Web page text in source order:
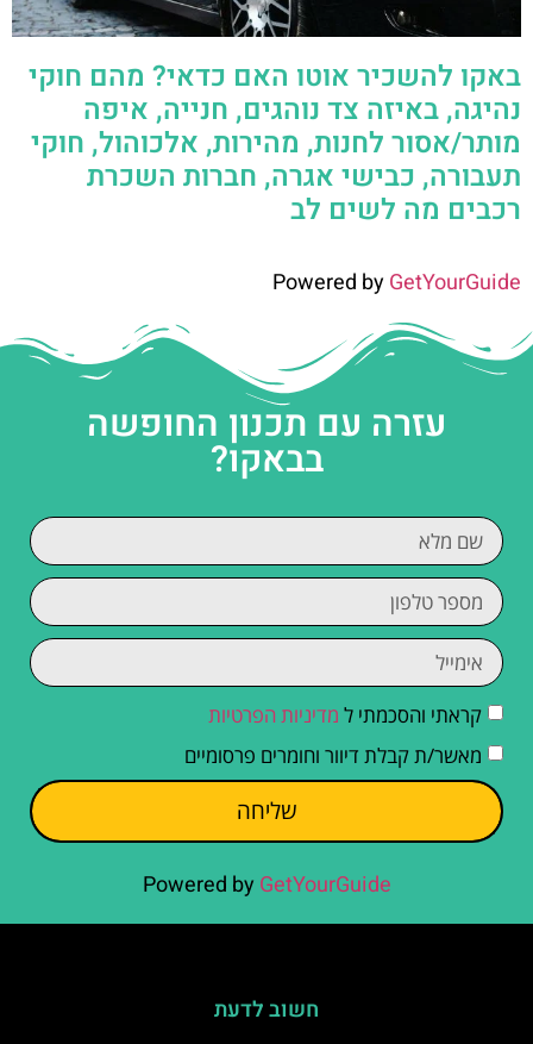
באקו להשכיר אוטו האם כדאי? מהם חוקי
נהיגה, באיזה צד נוהגים, חנייה, איפה
מותר/אסור לחנות, מהירות, אלכוהול, חוקי
תעבורה, כבישי אגרה, חברות השכרת
רכבים מה לשים לב
Powered byGetYourGuide
עזרה עם תכנון החופשה
בבאקו?
קראתי והסכמתי ל מדיניות הפרטיות
מאשר/ת קבלת דיוור וחומרים פרסומיים
שליחה
Powered by GetYourGuide
חשוב לדעת